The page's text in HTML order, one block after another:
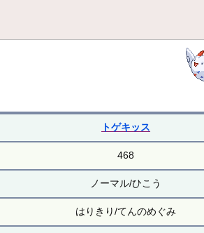
トゲキッス
468
ノーマル/ひこう
はりきり/てんのめぐみ